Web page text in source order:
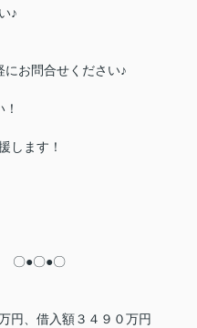
♪
お問合せください♪
します！
●〇●〇
円、借入額３４９０万円